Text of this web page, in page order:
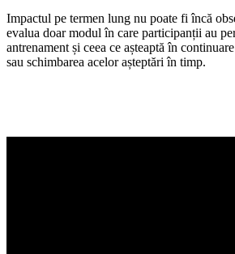
Impactul pe termen lung nu poate fi încă
evalua doar modul în care participanții au
antrenament și ceea ce așteaptă în
sau schimbarea acelor așteptări în timp.